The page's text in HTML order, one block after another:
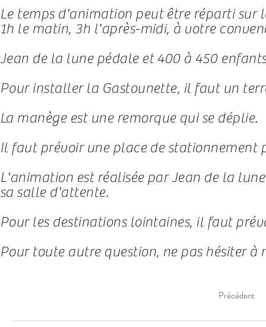
Le temps d'animation peut être réparti sur
1h le matin, 3h l'après-midi, à votre
Jean de la lune pédale et 400 à 450
Pour installer la Gastounette, il faut un
La manège est une remorque qui se déplie.
Il faut prévoir une place de stationnement
L'animation est réalisée par Jean de la
sa salle d'attente.
Pour les destinations lointaines, il faut
Pour toute autre question, ne pas hésiter à
Précédent